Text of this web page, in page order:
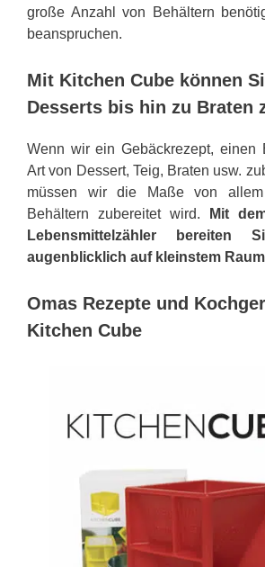
große Anzahl von Behältern
beanspruchen.
Mit Kitchen Cube können
Desserts bis hin zu Braten
Wenn wir ein Gebäckrezept, einen
Art von Dessert, Teig, Braten usw.
müssen wir die Maße von
Behältern zubereitet wird.
Mit
Lebensmittelzähler bereiten
augenblicklich auf kleinstem
Omas Rezepte und
Kitchen Cube